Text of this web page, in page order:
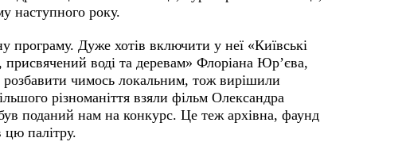
наступного року.
програму. Дуже хотів включити у неї «Київські
воді та деревам» Флоріана Юр’єва,
розбавити чимось локальним, тож вирішили
різноманіття взяли фільм Олександра
поданий нам на конкурс. Це теж архівна, фаунд
цю палітру.